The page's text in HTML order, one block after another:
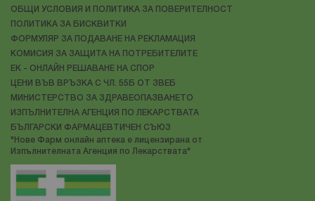
ОБЩИ УСЛОВИЯ И ПОЛИТИКА ЗА ПОВЕРИТЕЛНОСТ
ПОЛИТИКА ЗА БИСКВИТКИ
ФОРМУЛЯР ЗА ПОДАВАНЕ НА РЕКЛАМАЦИЯ
КОМИСИЯ ЗА ЗАЩИТА НА ПОТРЕБИТЕЛИТЕ
ЕК - ОНЛАЙН РЕШАВАНЕ НА СПОР
ЦЕНИ ВЪВ ВРЪЗКА С ЧЛ. 55Б ОТ ЗВЕБ
МИНИСТЕРСТВО ЗА ЗДРАВЕОПАЗВАНЕТО
ИЗПЪЛНИТЕЛНА АГЕНЦИЯ ПО ЛЕКАРСТВАТА
БЪЛГАРСКИ ФАРМАЦЕВТИЧЕН СЪЮЗ
"Нове Фарм онлайн аптека е лицензирана от
Изпълнителната Агенция по Лекарствата"